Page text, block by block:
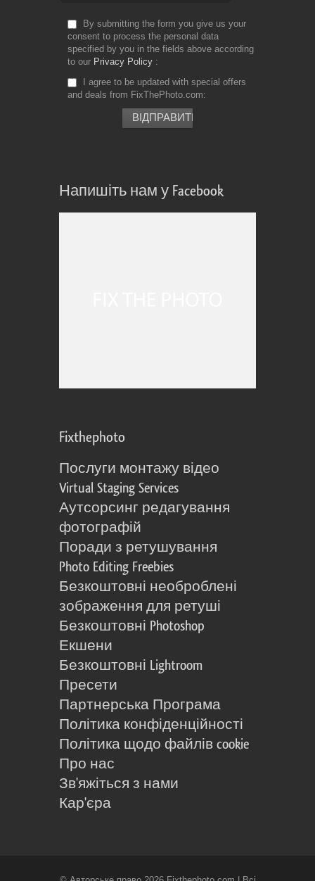
By submitting the form you give us your
consent to process the personal data
specified by you in the fields above according
to our Privacy Policy
I agree to be updated with special offers
and deals from FixThePhoto.com
Напишіть нам у Facebook
Fixthephoto
Послуги монтажу відео
Virtual Staging Services
Аутсорсинг редагування
фотографій
Поради з ретушування
Photo Editing Freebies
Безкоштовні необроблені
зображення для ретуші
Безкоштовні Photoshop
Екшени
Безкоштовні Lightroom
Пресети
Партнерська Програма
Політика конфіденційності
Політика щодо файлів cookie
Про нас
Зв'яжіться з нами
Кар'єра